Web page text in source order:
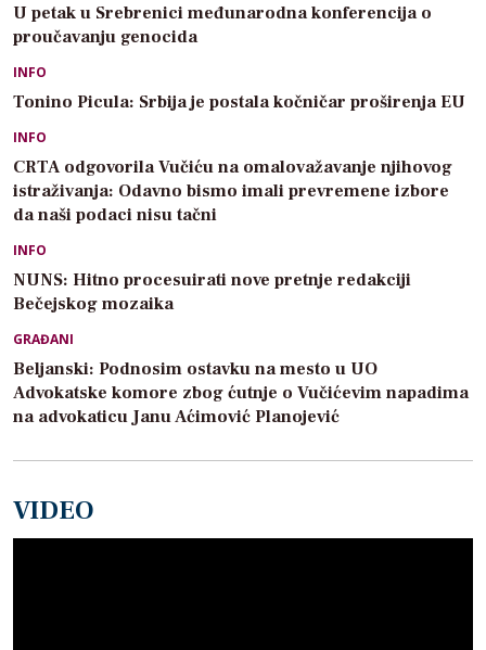
U petak u Srebrenici međunarodna konferencija o
proučavanju genocida
INFO
Tonino Picula: Srbija je postala kočničar proširenja EU
INFO
CRTA odgovorila Vučiću na omalovažavanje njihovog
istraživanja: Odavno bismo imali prevremene izbore
da naši podaci nisu tačni
INFO
NUNS: Hitno procesuirati nove pretnje redakciji
Bečejskog mozaika
GRAĐANI
Beljanski: Podnosim ostavku na mesto u UO
Advokatske komore zbog ćutnje o Vučićevim napadima
na advokaticu Janu Aćimović Planojević
VIDEO